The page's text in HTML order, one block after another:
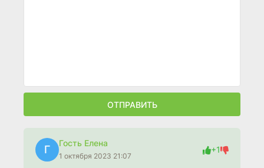
ОТПРАВИТЬ
Г
Гость Елена
1 октября 2023 21:07
+1